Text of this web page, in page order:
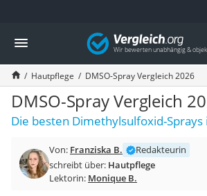
Die beliebtesten Vergleiche nach Kategorie
Drogerie
Inhalator
Haarschneider
Rollator
Braun Rasierer
Katzenklappe (Chip)
Masturbator
Massagepistole
Vergleich
Hautpflege DMSO-Spray Vergleich 2026
DMSO-Spray Vergleich
Die besten Dimethylsulfoxid-Sprays
Von: Franziska B.
Redakteurin
schreibt über: Hautpflege
Lektorin: Monique B.